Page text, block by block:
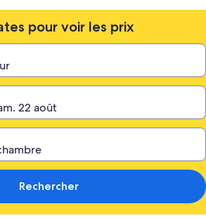
pour voir les prix
Rechercher